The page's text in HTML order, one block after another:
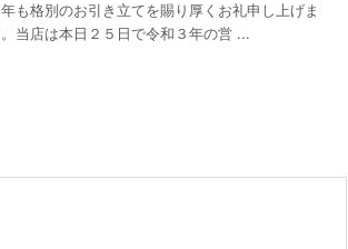
も格別のお引き立てを賜り厚くお礼申し上げま
当店は本日２５日で令和３年の営 ...